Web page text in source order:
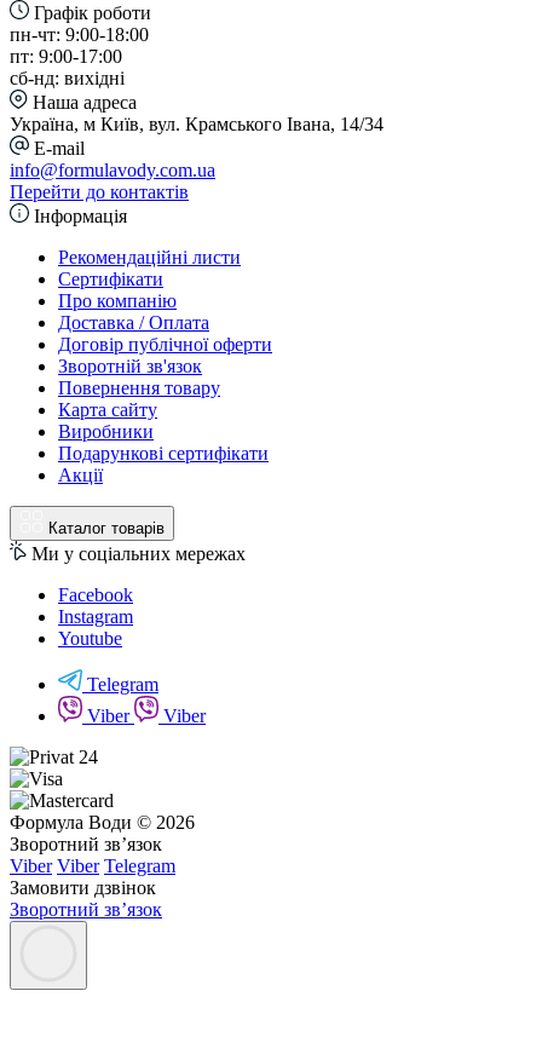
Графік роботи
пн-чт: 9:00-18:00
пт: 9:00-17:00
сб-нд: вихідні
Наша адреса
Україна, м Київ, вул. Крамського Івана, 14/34
E-mail
info@formulavody.com.ua
Перейти до контактів
Інформація
Рекомендаційні листи
Сертифікати
Про компанію
Доставка / Оплата
Договір публічної оферти
Зворотній зв'язок
Повернення товару
Карта сайту
Виробники
Подарункові сертифікати
Акції
Каталог товарів
Ми у соціальних мережах
Facebook
Instagram
Youtube
Telegram
Viber
Viber
Формула Води © 2026
Зворотний зв’язок
Viber Viber Telegram
Замовити дзвінок
Зворотний зв’язок